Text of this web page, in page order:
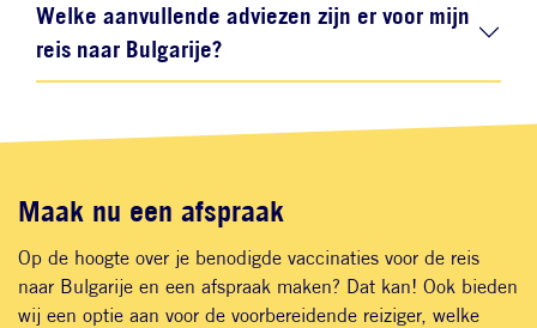
Welke aanvullende adviezen zijn er voor mijn
reis naar Bulgarije?
Maak nu een afspraak
Op de hoogte over je benodigde vaccinaties voor de reis
naar Bulgarije en een afspraak maken? Dat kan! Ook bieden
wij een optie aan voor de voorbereidende reiziger, welke